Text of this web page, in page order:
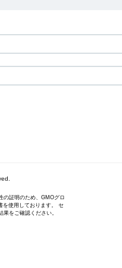
の証明のため、GMOグロ
を使用しております。 セ
をご確認ください。